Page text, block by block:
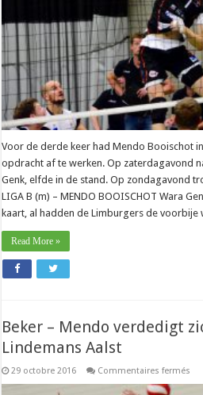
Voor de derde keer had Mendo Booischot
opdracht af te werken. Op zaterdagavond
Genk, elfde in de stand. Op zondagavond
LIGA B (m) – MENDO BOOISCHOT Wara
kaart, al hadden de Limburgers de
Read More »
Beker – Mendo verdedigt
Lindemans Aalst
29 octobre 2016 Commentaires fermés